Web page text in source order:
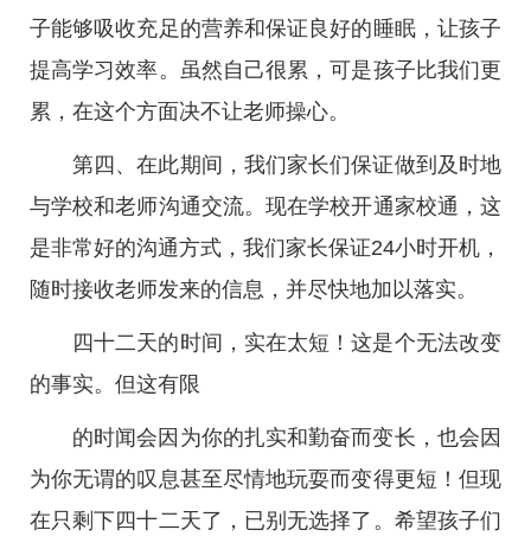
子能够吸收充足的营养和保证良好的睡眠，让孩子
提高学习效率。虽然自己很累，可是孩子比我们更
累，在这个方面决不让老师操心。
第四、在此期间，我们家长们保证做到及时地
与学校和老师沟通交流。现在学校开通家校通，这
是非常好的沟通方式，我们家长保证24小时开机，
随时接收老师发来的信息，并尽快地加以落实。
四十二天的时间，实在太短！这是个无法改变
的事实。但这有限
的时闻会因为你的扎实和勤奋而变长，也会因
为你无谓的叹息甚至尽情地玩耍而变得更短！但现
在只剩下四十二天了，已别无选择了。希望孩子们